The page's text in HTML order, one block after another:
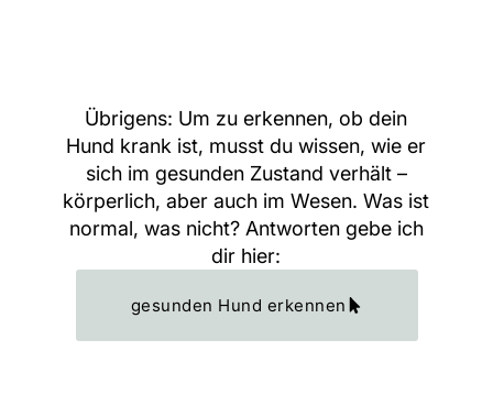
Übrigens: Um zu erkennen, ob dein
Hund krank ist, musst du wissen, wie er
sich im gesunden Zustand verhält –
körperlich, aber auch im Wesen. Was ist
normal, was nicht? Antworten gebe ich
dir hier:
gesunden Hund erkennen